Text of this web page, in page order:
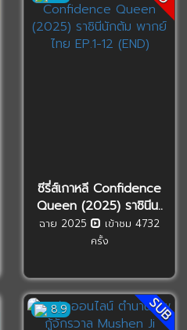
ซีรี่ส์เกาหลี Confidence
Queen (2025) ราชินีน..
ฉาย 2025
เข้าชม 4732
ครั้ง
8.9 SUB